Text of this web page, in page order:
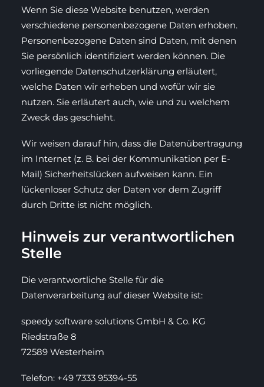
Wenn Sie diese Website benutzen, werden
verschiedene personenbezogene Daten erhoben.
Personenbezogene Daten sind Daten, mit denen
Sie persönlich identifiziert werden können. Die
vorliegende Datenschutzerklärung erläutert,
welche Daten wir erheben und wofür wir sie
nutzen. Sie erläutert auch, wie und zu welchem
Zweck das geschieht.
Wir weisen darauf hin, dass die Datenübertragung
im Internet (z. B. bei der Kommunikation per E-
Mail) Sicherheitslücken aufweisen kann. Ein
lückenloser Schutz der Daten vor dem Zugriff
durch Dritte ist nicht möglich.
Hinweis zur verantwortlichen
Stelle
Die verantwortliche Stelle für die
Datenverarbeitung auf dieser Website ist:
speedy software solutions GmbH & Co. KG
Riedstraße 8
72589 Westerheim
Telefon: +49 7333 95394-55